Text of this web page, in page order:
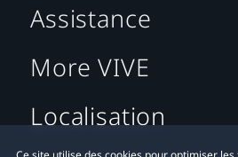
Assistance
More VIVE
Localisation